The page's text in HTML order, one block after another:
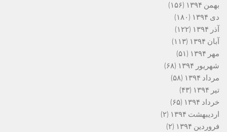
بهمن ۱۳۹۴
(۱۵۶)
دی ۱۳۹۴
(۱۸۰)
آذر ۱۳۹۴
(۱۲۲)
آبان ۱۳۹۴
(۱۱۳)
مهر ۱۳۹۴
(۵۱)
شهریور ۱۳۹۴
(۶۸)
مرداد ۱۳۹۴
(۵۸)
تیر ۱۳۹۴
(۴۳)
خرداد ۱۳۹۴
(۶۵)
اردیبهشت ۱۳۹۴
(۲)
فروردین ۱۳۹۴
(۲)